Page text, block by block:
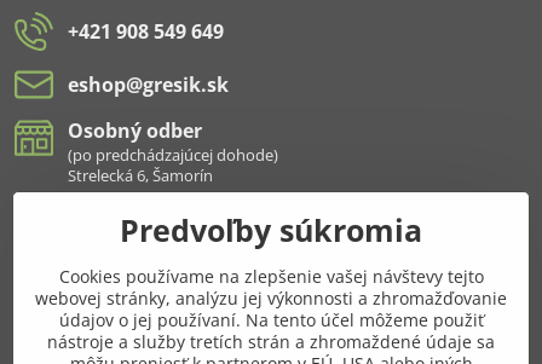
+421 908 549 649
eshop​@gresik​.sk
Osobný odber
(po predchádzajúcej dohode)
Strelecká 6, Šamorín
Všetko k nákupu
Pridajte sa k nám aj na sieťach
Facebook Instagram
Predvoľby súkromia
Cookies používame na zlepšenie vašej návštevy tejto
webovej stránky, analýzu jej výkonnosti a zhromažďovanie
údajov o jej používaní. Na tento účel môžeme použiť
nástroje a služby tretích strán a zhromaždené údaje sa